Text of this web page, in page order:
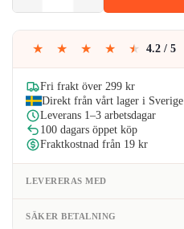
★ ★ ★ ★ ★ 4.2 / 5
Fri frakt över 299 kr
Direkt från vårt lager i Sverige
Leverans 1–3 arbetsdagar
100 dagars öppet köp
Fraktkostnad från 19 kr
LEVERERAS MED
SÄKER BETALNING